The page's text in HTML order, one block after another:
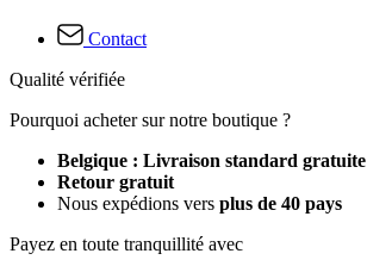
Contact
Qualité vérifiée
Pourquoi acheter sur notre boutique ?
Belgique : Livraison standard gratuite
Retour gratuit
Nous expédions vers plus de 40 pays
Payez en toute tranquillité avec